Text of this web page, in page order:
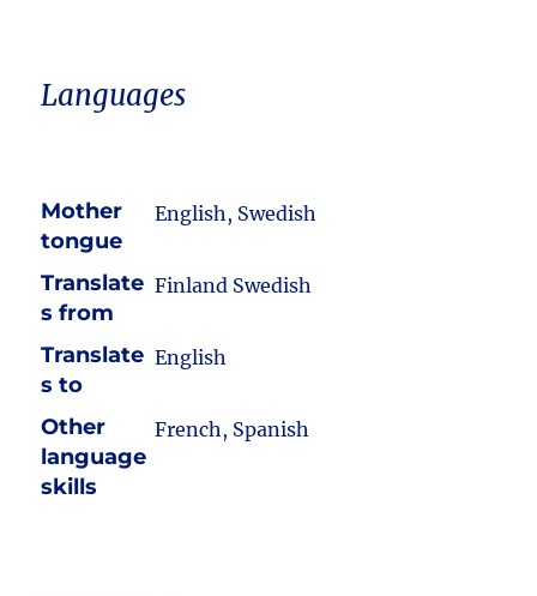
Languages
Mother
tongue
English, Swedish
Translate
s from
Finland Swedish
Translate
s to
English
Other
language
skills
French, Spanish